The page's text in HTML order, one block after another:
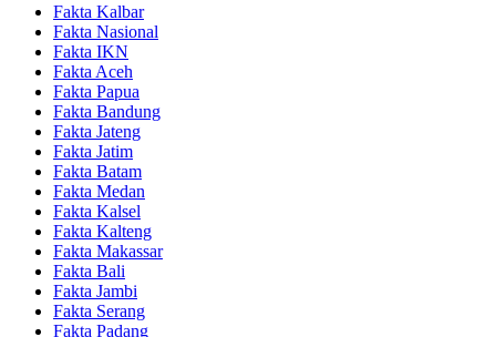
Fakta Kalbar
Fakta Nasional
Fakta IKN
Fakta Aceh
Fakta Papua
Fakta Bandung
Fakta Jateng
Fakta Jatim
Fakta Batam
Fakta Medan
Fakta Kalsel
Fakta Kalteng
Fakta Makassar
Fakta Bali
Fakta Jambi
Fakta Serang
Fakta Padang